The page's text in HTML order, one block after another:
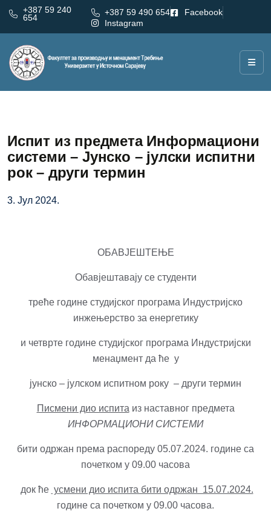
+387 59 240
654
+387 59 490 654
Facebook
Instagram
Испит из предмета Информациони
системи – Јунско – јулски испитни
рок – други термин
3. Јул 2024.
ОБАВЈЕШТЕЊЕ
Обавјештавају се студенти
треће године студијског програма Индустријско
инжењерство за енергетику
и четврте године студијског програма Индустријски
менаџмент да ће у
јунско – јулском испитном року – други термин
Писмени дио испита из наставног предмета
ИНФОРМАЦИОНИ СИСТЕМИ
бити одржан према распореду 05.07.2024. године са
почетком у 09.00 часова
док ће усмени дио испита бити одржан 15.07.2024.
године са почетком у 09.00 часова.